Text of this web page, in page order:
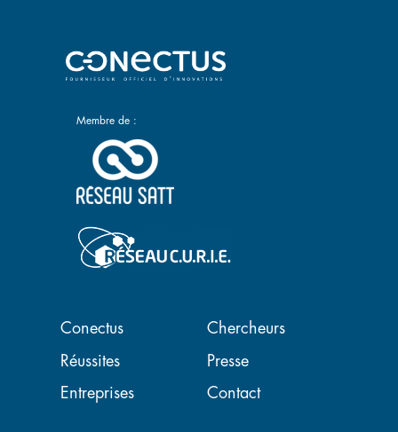
Membre de :
Navigation principale
Conectus
Réussites
Entreprises
Chercheurs
Presse
Contact